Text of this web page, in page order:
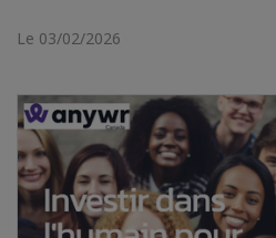
Le 03/02/2026